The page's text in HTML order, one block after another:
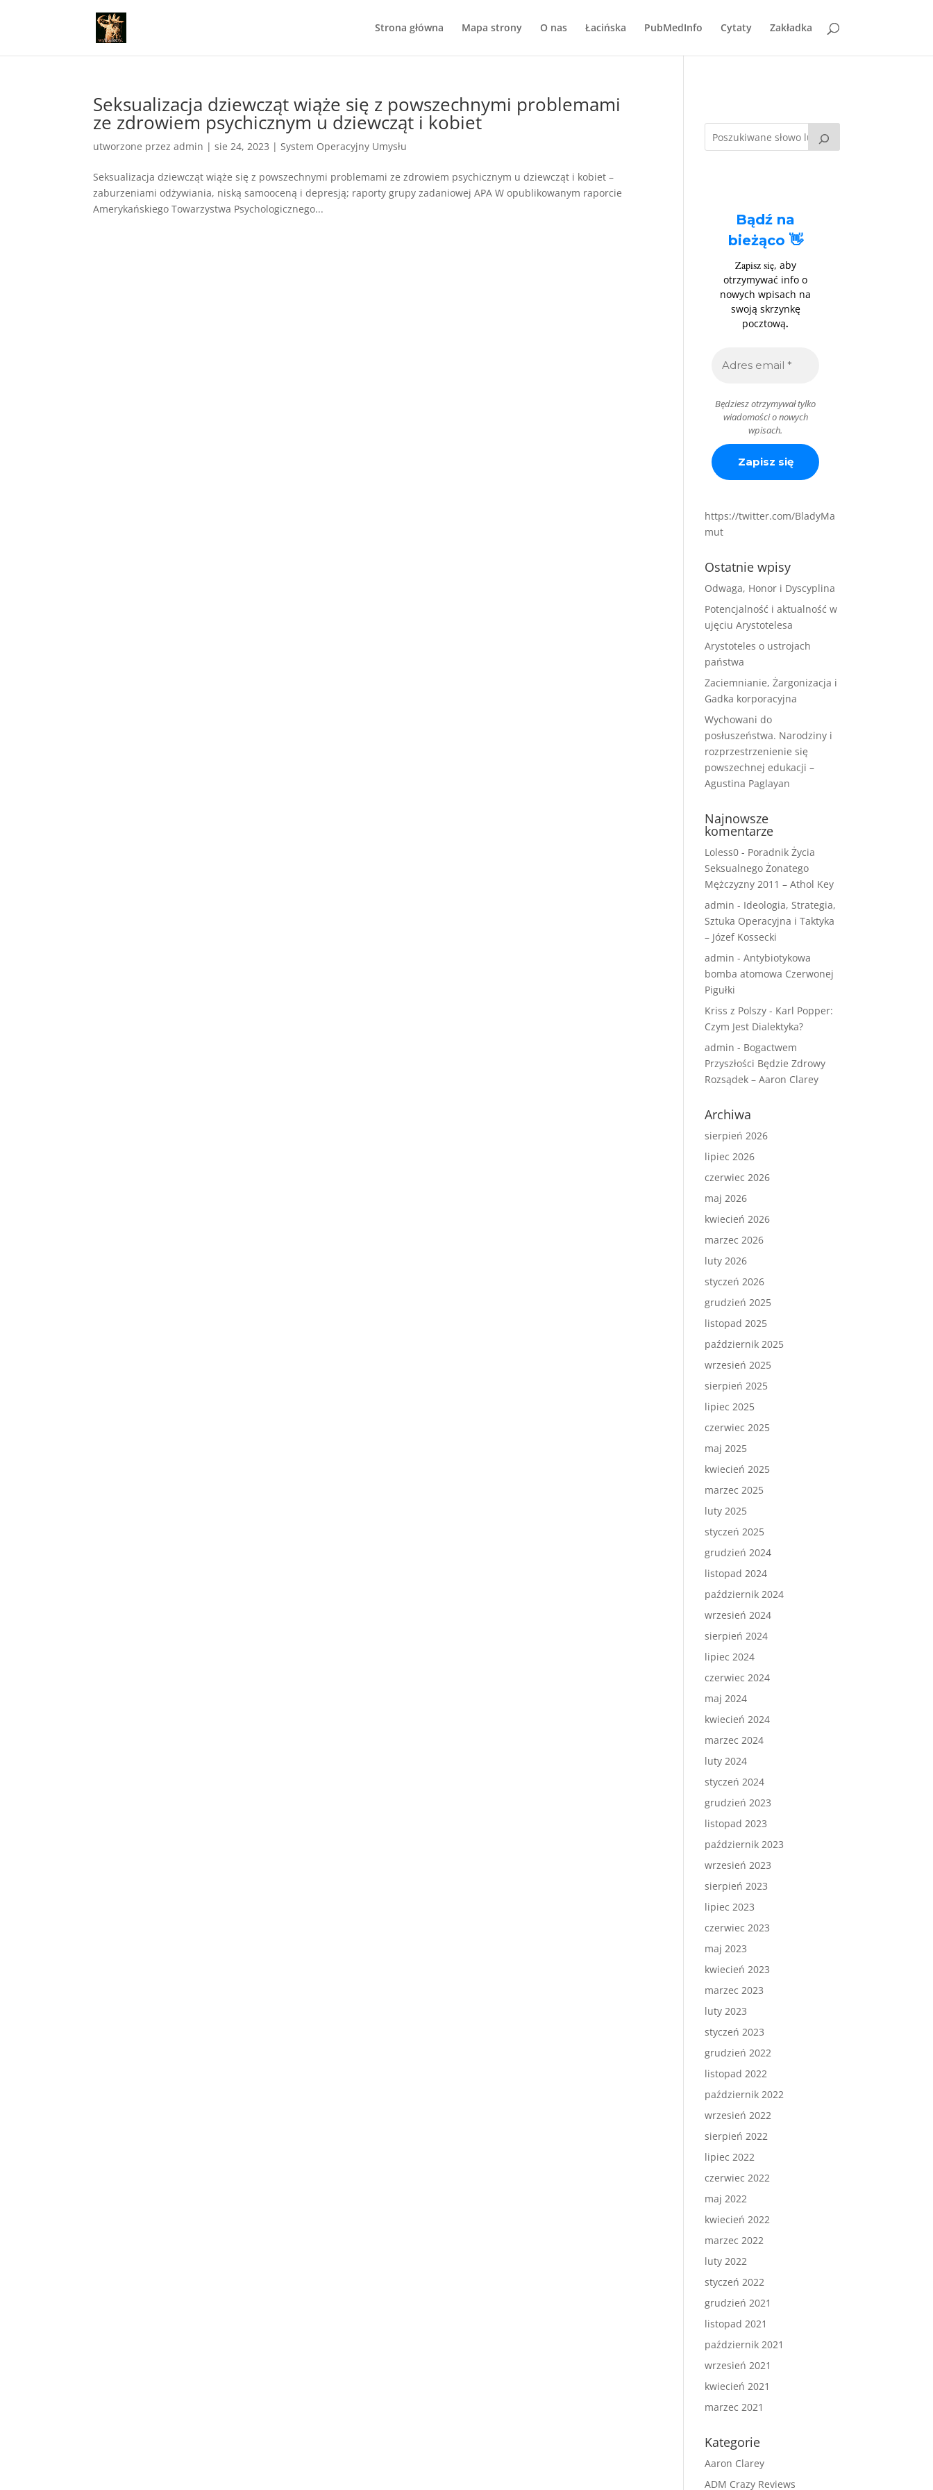
Strona główna Mapa strony O nas Łacińska PubMedInfo Cytaty Zakładka
Seksualizacja dziewcząt wiąże się z powszechnymi problemami
ze zdrowiem psychicznym u dziewcząt i kobiet
utworzone przezadmin |sie 24, 2023 |System Operacyjny Umysłu
Seksualizacja dziewcząt wiąże się z powszechnymi problemami ze zdrowiem psychicznym u dziewcząt i kobiet –
zaburzeniami odżywiania, niską samooceną i depresją; raporty grupy zadaniowej APA W opublikowanym raporcie
Amerykańskiego Towarzystwa Psychologicznego...
Bądź na
bieżąco 👋
Zapisz się, aby
otrzymywać info o
nowych wpisach na
swoją skrzynkę
pocztową.
Będziesz otrzymywał tylko
wiadomości o nowych
wpisach.
https://twitter.com/BladyMa
mut
Ostatnie wpisy
Odwaga, Honor i Dyscyplina
Potencjalność i aktualność w
ujęciu Arystotelesa
Arystoteles o ustrojach
państwa
Zaciemnianie, Żargonizacja i
Gadka korporacyjna
Wychowani do
posłuszeństwa. Narodziny i
rozprzestrzenienie się
powszechnej edukacji –
Agustina Paglayan
Najnowsze
komentarze
Loless0 - Poradnik Życia
Seksualnego Żonatego
Mężczyzny 2011 – Athol Key
admin - Ideologia, Strategia,
Sztuka Operacyjna i Taktyka
– Józef Kossecki
admin -Antybiotykowa
bomba atomowa Czerwonej
Pigułki
Kriss z Polszy - Karl Popper:
Czym Jest Dialektyka?
admin - Bogactwem
Przyszłości Będzie Zdrowy
Rozsądek – Aaron Clarey
Archiwa
sierpień 2026
lipiec 2026
czerwiec 2026
maj 2026
kwiecień 2026
marzec 2026
luty 2026
styczeń 2026
grudzień 2025
listopad 2025
październik 2025
wrzesień 2025
sierpień 2025
lipiec 2025
czerwiec 2025
maj 2025
kwiecień 2025
marzec 2025
luty 2025
styczeń 2025
grudzień 2024
listopad 2024
październik 2024
wrzesień 2024
sierpień 2024
lipiec 2024
czerwiec 2024
maj 2024
kwiecień 2024
marzec 2024
luty 2024
styczeń 2024
grudzień 2023
listopad 2023
październik 2023
wrzesień 2023
sierpień 2023
lipiec 2023
czerwiec 2023
maj 2023
kwiecień 2023
marzec 2023
luty 2023
styczeń 2023
grudzień 2022
listopad 2022
październik 2022
wrzesień 2022
sierpień 2022
lipiec 2022
czerwiec 2022
maj 2022
kwiecień 2022
marzec 2022
luty 2022
styczeń 2022
grudzień 2021
listopad 2021
październik 2021
wrzesień 2021
kwiecień 2021
marzec 2021
Kategorie
Aaron Clarey
ADM Crazy Reviews